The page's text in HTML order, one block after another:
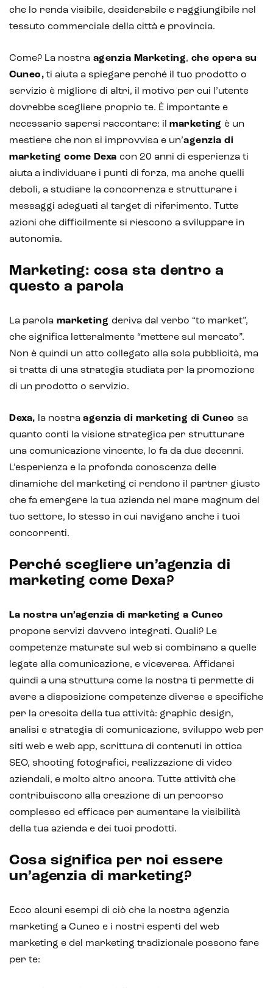
Intelligenza Artificiale e AR VR -
Blockchain
Intelligenza artificiale
Analisi predittiva
Chatbot e assistenti virtuali
Realtà Aumentata
Realtà Virtuale
che lo renda visibile, desiderabile e raggiungibile nel
tessuto commerciale della città e provincia.
Come? La nostra agenzia Marketing, che opera su
Cuneo, ti aiuta a spiegare perché il tuo prodotto o
servizio è migliore di altri, il motivo per cui l’utente
dovrebbe scegliere proprio te. È importante e
necessario sapersi raccontare: il marketing è un
mestiere che non si improvvisa e un’agenzia di
marketing come Dexa con 20 anni di esperienza ti
aiuta a individuare i punti di forza, ma anche quelli
deboli, a studiare la concorrenza e strutturare i
messaggi adeguati al target di riferimento. Tutte
azioni che difficilmente si riescono a sviluppare in
autonomia.
Marketing: cosa sta dentro a
questo a parola
La parola marketing deriva dal verbo “to market”,
che significa letteralmente “mettere sul mercato”.
Non è quindi un atto collegato alla sola pubblicità, ma
si tratta di una strategia studiata per la promozione
di un prodotto o servizio.
Dexa, la nostraagenzia di marketing di Cuneo sa
quanto conti la visione strategica per strutturare
una comunicazione vincente, lo fa da due decenni.
L’esperienza e la profonda conoscenza delle
dinamiche del marketing ci rendono il partner giusto
che fa emergere la tua azienda nel mare magnum del
tuo settore, lo stesso in cui navigano anche i tuoi
concorrenti.
Perché scegliere un’agenzia di
marketing come Dexa?
La nostra un’agenzia di marketing a Cuneo
propone servizi davvero integrati. Quali? Le
competenze maturate sul web si combinano a quelle
legate alla comunicazione, e viceversa. Affidarsi
quindi a una struttura come la nostra ti permette di
avere a disposizione competenze diverse e specifiche
per la crescita della tua attività: graphic design,
analisi e strategia di comunicazione, sviluppo web per
siti web e web app, scrittura di contenuti in ottica
SEO, shooting fotografici, realizzazione di video
aziendali, e molto altro ancora. Tutte attività che
contribuiscono alla creazione di un percorso
complesso ed efficace per aumentare la visibilità
della tua azienda e dei tuoi prodotti.
Cosa significa per noi essere
un’agenzia di marketing?
Ecco alcuni esempi di ciò che la nostra agenzia
marketing a Cuneo e i nostri esperti del web
marketing e del marketing tradizionale possono fare
per te: